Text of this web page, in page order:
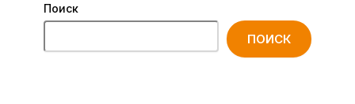
Поиск
ПОИСК